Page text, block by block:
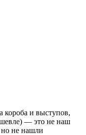
короба и выступов,
— это не наш
не нашли